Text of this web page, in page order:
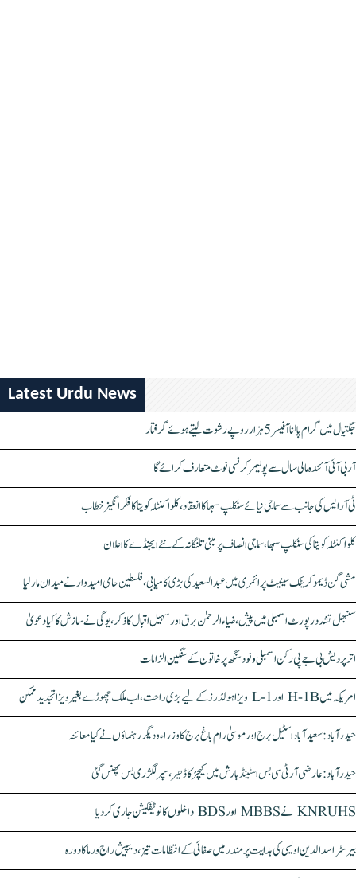
Latest Urdu News
جگتیال میں گرام پالنا آفیسر 5 ہزار روپے رشوت لیتے ہوئے گرفتار
آر بی آئی آئندہ مالی سال سے پولیمر کرنسی نوٹ متعارف کرائے گا
ٹی آر ایس کی جانب سے سماجی نیائے سنکلپ سبھا کا انعقاد، کلواکنٹلہ کویتا کا فکر انگیز خطاب
کلواکنٹلہ کویتا کی سنکلپ سبھا، سماجی انصاف پر مبنی تلنگانہ کے نئے ایجنڈے کا اعلان
مشی گن ڈیموکریٹک سینیٹ پرائمری میں عبدالسعید کی بڑی کامیابی، فلسطین حامی امیدوار نے میدان مار لیا
سنبھل تشدد رپورٹ اسمبلی میں پیش، ضیاء الرحمٰن برق اور سہیل اقبال کا ذکر، یوگی نے سازش کا کیا دعویٰ
اتر پردیش بی جے پی رکن اسمبلی ونود سنگھ پر خاتون کے سنگین الزامات
امریکہ میں H-1B اور L-1 ویزا ہولڈرز کے لیے بڑی راحت، اب ملک چھوڑے بغیر ویزا تجدید ممکن
حیدرآباد: سعیدآباد اسٹیل برج اور موسیٰ رام باغ برج کا وزراء و دیگر رہنماؤں نے کیا معائنہ
حیدرآباد: عارضی آر ٹی سی بس اسٹینڈ بارش میں کیچڑ کا ڈھیر، سپر لگژری بس پھنس گئی
KNRUHS نے MBBS اور BDS داخلوں کا نوٹیفکیشن جاری کر دیا
بیرسٹر اسدالدین اویسی کی ہدایت پر مندر میں صفائی کے انتظامات تیز، دیپیش راج ورما کا دورہ